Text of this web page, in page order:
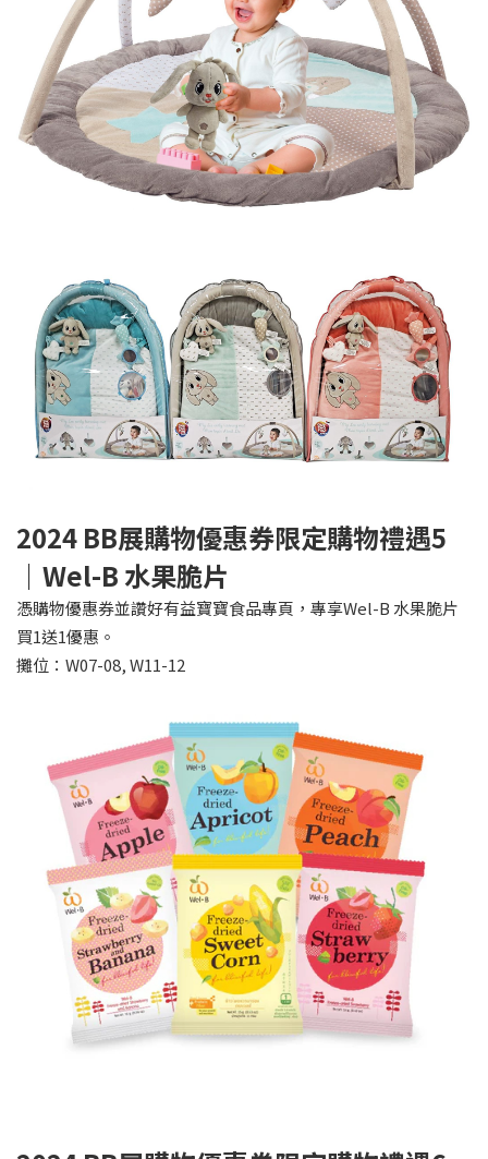
2024 BB展購物優惠券限定購物禮遇5
｜Wel-B 水果脆片
憑購物優惠券並讚好有益寶寶食品專頁，專享Wel-B 水果脆片
買1送1優惠。
攤位：W07-08, W11-12